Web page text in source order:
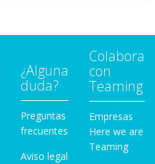
¿Alguna
duda?
Preguntas
frecuentes
Aviso legal
Colabora
con
Teaming
Empresas
Here we are
Teaming